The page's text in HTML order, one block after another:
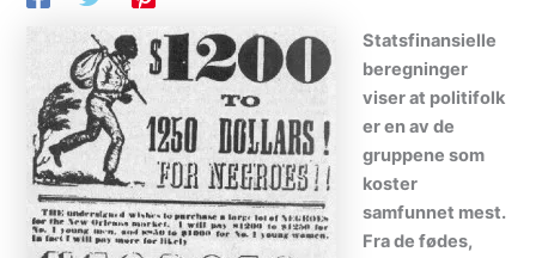
Statsfinansielle
beregninger
viser at politifolk
er en av de
gruppene som
koster
samfunnet mest.
Fra de fødes,